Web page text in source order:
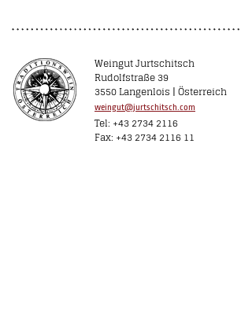
Weingut Jurtschitsch
Rudolfstraße 39
3550 Langenlois | Österreich
weingut@jurtschitsch.com
Tel: +43 2734 2116
Fax: +43 2734 2116 11